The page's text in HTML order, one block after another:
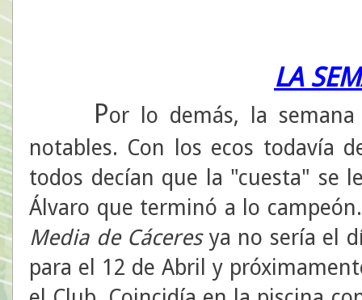
LA
Por lo demás, la
notables. Con los ecos todavía
todos decían que la "cuesta" se
Álvaro que terminó a lo
Media de Cáceresya no sería el
para el 12 de Abril y